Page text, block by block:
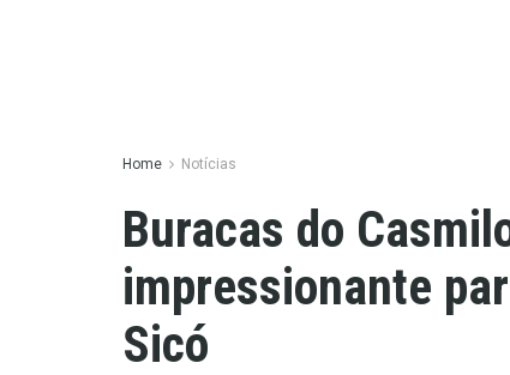
Home Notícias
Buracas do
impressionante
Sicó